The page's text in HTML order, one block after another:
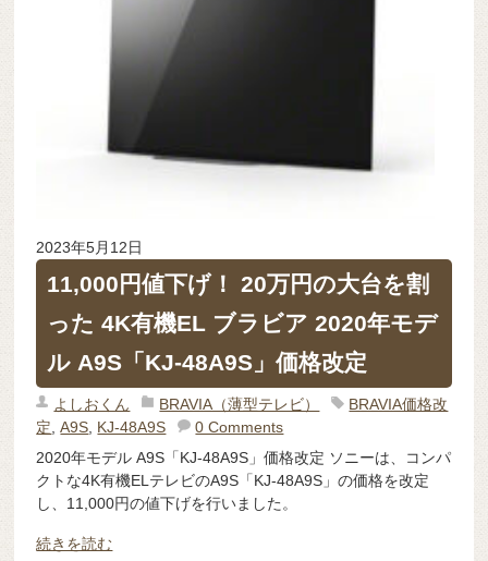
2023年5月12日
11,000円値下げ！ 20万円の大台を割
った 4K有機EL ブラビア 2020年モデ
ル A9S「KJ-48A9S」価格改定
よしおくん BRAVIA（薄型テレビ）
BRAVIA価格改
定 ,A9S KJ-48A9S
0 Comments
2020年モデル A9S「KJ-48A9S」価格改定 ソニーは、コンパ
クトな4K有機ELテレビのA9S「KJ-48A9S」の価格を改定
し、11,000円の値下げを行いました。
続きを読む